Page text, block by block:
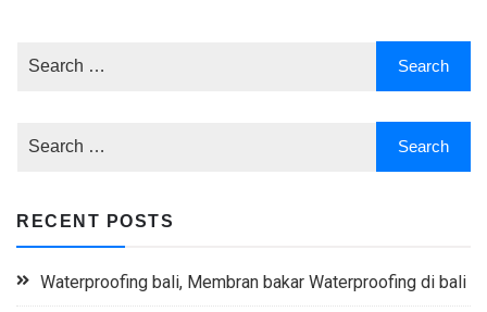
RECENT POSTS
Waterproofing bali, Membran bakar Waterproofing di bali